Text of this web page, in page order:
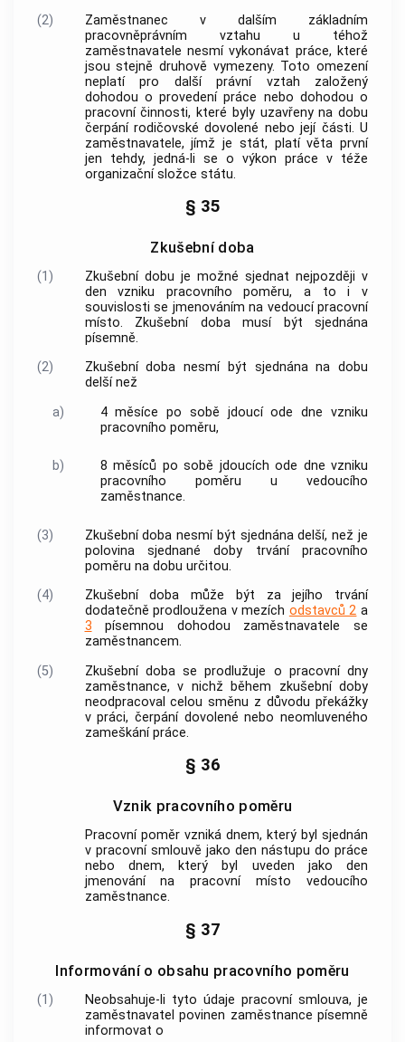
(2)
Zaměstnanec v dalším základním
pracovněprávním vztahu u téhož
zaměstnavatele nesmí vykonávat práce, které
jsou stejně druhově vymezeny. Toto omezení
neplatí pro další právní vztah založený
dohodou o provedení práce nebo dohodou o
pracovní činnosti, které byly uzavřeny na dobu
čerpání rodičovské dovolené nebo její části. U
zaměstnavatele, jímž je stát, platí věta první
jen tehdy, jedná-li se o výkon práce v téže
organizační složce státu.
§ 35
Zkušební doba
(1)
Zkušební dobu je možné sjednat nejpozději v
den vzniku pracovního poměru, a to i v
souvislosti se jmenováním na vedoucí pracovní
místo. Zkušební doba musí být sjednána
písemně.
(2)
Zkušební doba nesmí být sjednána na dobu
delší než
a)
4 měsíce po sobě jdoucí ode dne vzniku
pracovního poměru,
b)
8 měsíců po sobě jdoucích ode dne vzniku
pracovního poměru u vedoucího
zaměstnance.
(3)
Zkušební doba nesmí být sjednána delší, než je
polovina sjednané doby trvání pracovního
poměru na dobu určitou.
(4)
Zkušební doba může být za jejího trvání
dodatečně prodloužena v mezích odstavců 2 a
3 písemnou dohodou zaměstnavatele se
zaměstnancem.
(5)
Zkušební doba se prodlužuje o pracovní dny
zaměstnance, v nichž během zkušební doby
neodpracoval celou směnu z důvodu překážky
v práci, čerpání dovolené nebo neomluveného
zameškání práce.
§ 36
Vznik pracovního poměru
Pracovní poměr vzniká dnem, který byl sjednán
v pracovní smlouvě jako den nástupu do práce
nebo dnem, který byl uveden jako den
jmenování na pracovní místo vedoucího
zaměstnance.
§ 37
Informování o obsahu pracovního poměru
(1)
Neobsahuje-li tyto údaje pracovní smlouva, je
zaměstnavatel povinen zaměstnance písemně
informovat o